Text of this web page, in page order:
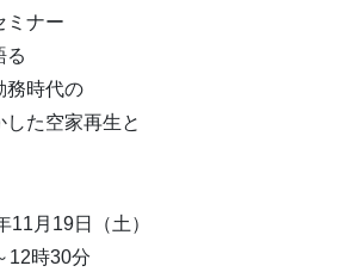
ミナー
る
務時代の
した空家再生と
11月19日（土）
時30分